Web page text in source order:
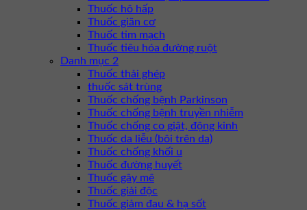
Thuốc hô hấp
Thuốc giãn cơ
Thuốc tim mạch
Thuốc tiêu hóa đường ruột
Danh mục 2
Thuốc thải ghép
thuốc sát trùng
Thuốc chống bệnh Parkinson
Thuốc chống bệnh truyền nhiễm
Thuốc chống co giật, động kinh
Thuốc da liễu (bôi trên da)
Thuốc chống khối u
Thuốc đường huyết
Thuốc gây mê
Thuốc giải độc
Thuốc giảm đau & hạ sốt